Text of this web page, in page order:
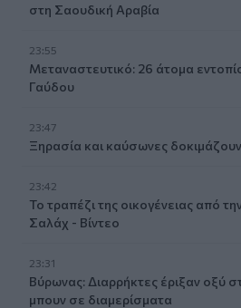
στη Σαουδική Αραβία
23:55
Μεταναστευτικό: 26 άτομα
Γαύδου
23:47
Ξηρασία και καύσωνες
23:42
Το τραπέζι της οικογένειας από
Σαλάχ - Βίντεο
23:31
Βύρωνας: Διαρρήκτες έριξαν οξύ
μπουν σε διαμερίσματα